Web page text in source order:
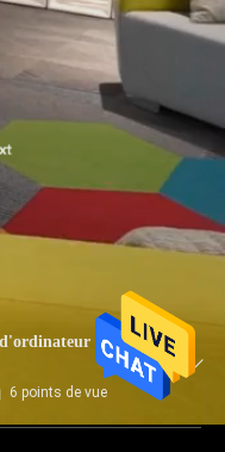
Bureau
6 points de vue